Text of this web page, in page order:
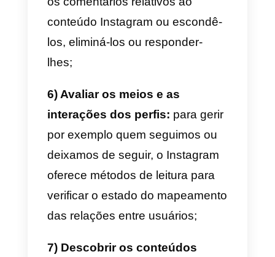
fotos/vídeos do Instagram a
incorporar, por exemplo, no
próprio site, e ler os dados
através das APIs;
3) Recolher dados sobre o
nosso perfil:as APIs permitem
obter informações sobre a nossa
conta, que podem ser úteis para
saber com que conta estamos